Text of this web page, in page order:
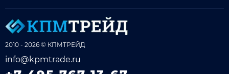
2010 - 2026 © КПМТРЕЙД
info@kpmtrade.ru